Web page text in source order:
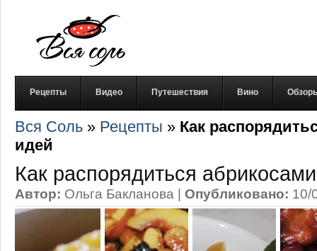
Рецепты Видео Путешествия Вино
Вся Соль » Рецепты » Как
идей
Как распорядиться
Автор: Ольга Бакланова | Опубликовано: 10/